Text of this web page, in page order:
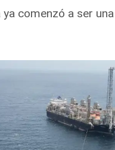
comenzó a ser